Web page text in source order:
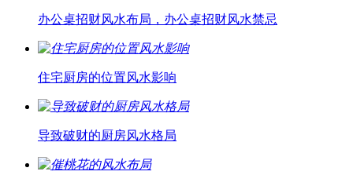
办公桌招财风水布局，办公桌招财风水禁忌
住宅厨房的位置风水影响
导致破财的厨房风水格局